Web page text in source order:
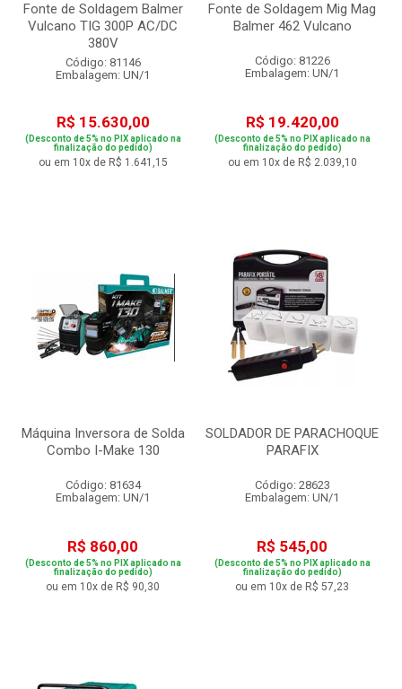
Fonte de Soldagem Balmer
Vulcano TIG 300P AC/DC
380V
Código: 81146
Embalagem: UN/1
R$ 15.630,00
(Desconto de 5% no PIX aplicado na
finalização do pedido)
ou em 10x de R$ 1.641,15
Fonte de Soldagem Mig Mag
Balmer 462 Vulcano
Código: 81226
Embalagem: UN/1
R$ 19.420,00
(Desconto de 5% no PIX aplicado na
finalização do pedido)
ou em 10x de R$ 2.039,10
Máquina Inversora de Solda
Combo I-Make 130
Código: 81634
Embalagem: UN/1
R$ 860,00
(Desconto de 5% no PIX aplicado na
finalização do pedido)
ou em 10x de R$ 90,30
SOLDADOR DE PARACHOQUE
PARAFIX
Código: 28623
Embalagem: UN/1
R$ 545,00
(Desconto de 5% no PIX aplicado na
finalização do pedido)
ou em 10x de R$ 57,23